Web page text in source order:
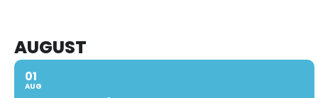
AUGUST
01
AUG